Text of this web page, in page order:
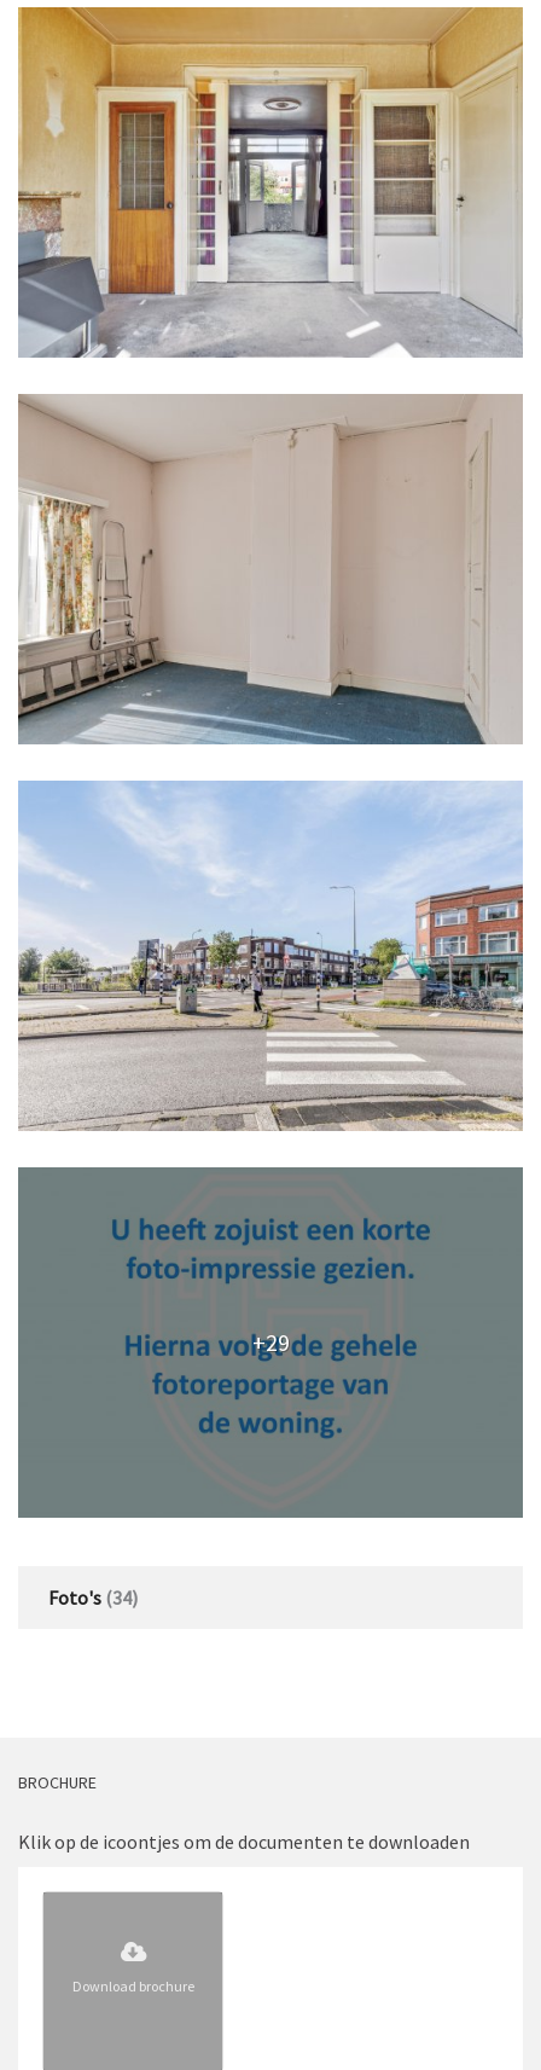
Aantal kamers
4 kamers (2 slaapkamers)
Aantal kamers
4 kamers (2 slaapkamers)
Aantal woonlagen
Aantal woonlagen
1
1 woonlaag
Energie
Energielabel
D
+29
Foto's (34)
BROCHURE
Klik op de icoontjes om de documenten te downloaden
Download brochure